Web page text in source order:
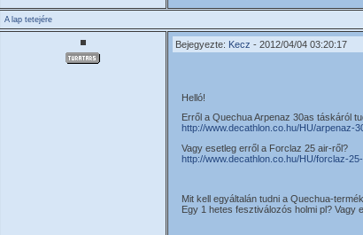
A lap tetejére
Bejegyezte: Kecz - 2012/04/04 03:20:17
Helló!
Erről a Quechua Arpenaz 30as táskáról
http://www.decathlon.co.hu/HU/arpenaz-
Vagy esetleg erről a Forclaz 25 air-ről?
http://www.decathlon.co.hu/HU/forclaz-
Mit kell egyáltalán tudni a Quechua-
Egy 1 hetes fesztiválozós holmi pl?